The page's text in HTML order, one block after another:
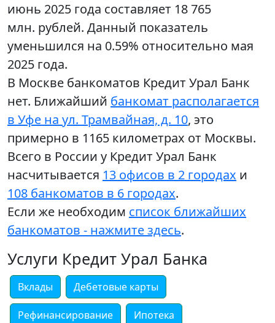
июнь 2025 года составляет 18 765
млн. рублей. Данный показатель
уменьшился на 0.59% относительно мая
2025 года.
В Москве банкоматов Кредит Урал Банк
нет. Ближайший банкомат располагается
в Уфе на ул. Трамвайная, д. 10, это
примерно в 1165 километрах от Москвы.
Всего в России у Кредит Урал Банк
насчитывается 13 офисов в 2 городах и
108 банкоматов в 6 городах.
Если же необходим список ближайших
банкоматов - нажмите здесь.
Услуги Кредит Урал Банка
Вклады Дебетовые карты
Рефинансирование Ипотека